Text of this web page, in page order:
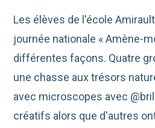
Les élèves de l'école
journée nationale « Amène-
différentes façons. Quatre
une chasse aux trésors
avec microscopes avec
créatifs alors que d'autres